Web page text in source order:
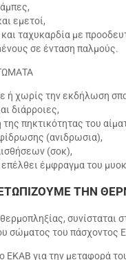
εμετοί,
ταχυκαρδία με
σε ένταση παλμούς.
ή χωρίς την εκδήλωση
διάρροιες,
πηκτικότητας του
(ανιδρωσια),
(σοκ),
έμφραγμα του
ΤΗΝ
συνίσταται
σώματος του πάσχοντος
ΕΚΑΒ για την μεταφορά